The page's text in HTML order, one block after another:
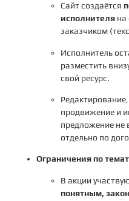
Сайт создаётся
исполнителя на
заказчиком
Исполнитель
разместить
свой ресурс.
продвижение и
предложение не
отдельно по
Ограничения по
В акции
понятным,